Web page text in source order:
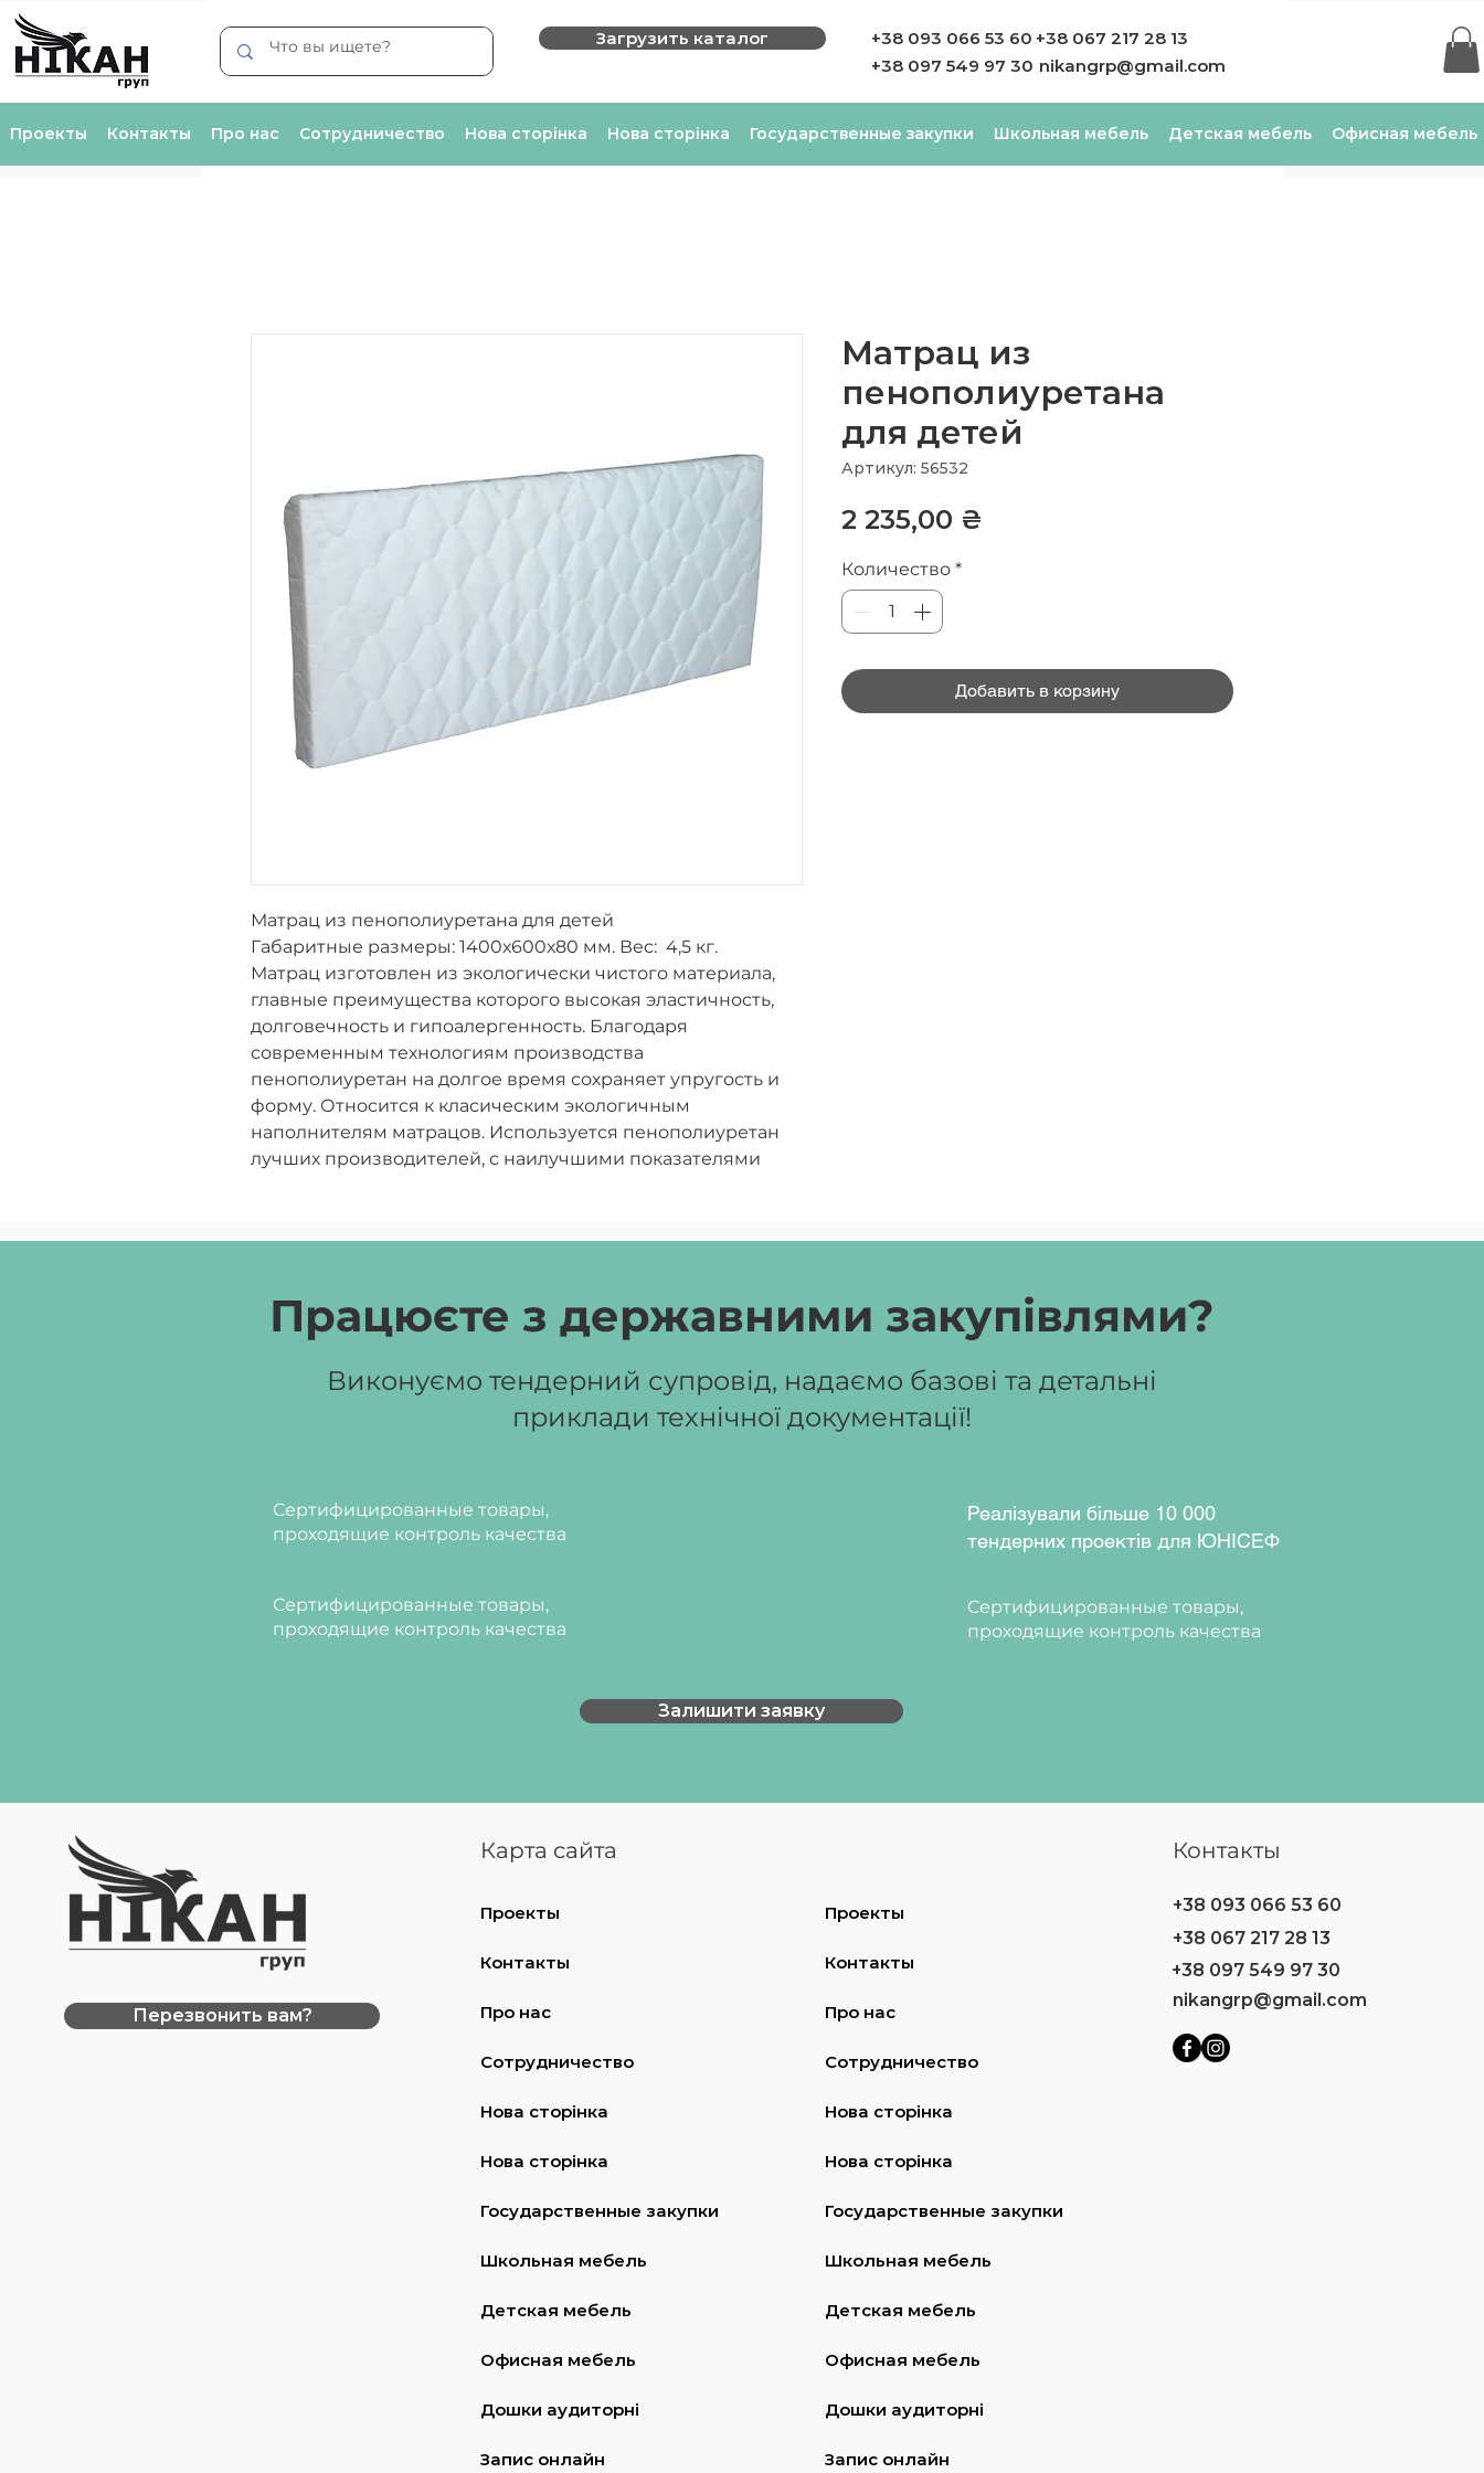
Загрузить каталог
+38 093 066 53 60
+38 097 549 97 30
+38 067 217 28 13
nikangrp@gmail.com
Проекты Контакты Про нас Сотрудничество Нова сторінка Нова сторінка Государственные закупки Школьная мебель Детская мебель Офисная мебель
Матрац из пенополиуретана для детей
Габаритные размеры: 1400х600х80 мм. Вес: 4,5 кг.
Матрац изготовлен из экологически чистого материала,
главные преимущества которого высокая эластичность,
долговечность и гипоалергенность. Благодаря
современным технологиям производства
пенополиуретан на долгое время сохраняет упругость и
форму. Относится к класическим экологичным
наполнителям матрацов. Используется пенополиуретан
лучших производителей, с наилучшими показателями
съёмный и пригодный для стирки чехол,
Матрац из
пенополиуретана
для детей
Артикул: 56532
2 235,00 ₴
Количество *
Добавить в корзину
Працюєте з державними закупівлями?
Виконуємо тендерний супровід, надаємо базові та детальні
приклади технічної документації!
Сертифицированные товары,
проходящие контроль качества
Сертифицированные товары,
проходящие контроль качества
Реалізували більше 10 000
тендерних проектів для ЮНІСЕФ
Сертифицированные товары,
проходящие контроль качества
Залишити заявку
Перезвонить вам?
Карта сайта
Проекты
Контакты
Про нас
Сотрудничество
Нова сторінка
Нова сторінка
Государственные закупки
Школьная мебель
Детская мебель
Офисная мебель
Дошки аудиторні
Запис онлайн
Проекты
Контакты
Про нас
Сотрудничество
Нова сторінка
Нова сторінка
Государственные закупки
Школьная мебель
Детская мебель
Офисная мебель
Дошки аудиторні
Запис онлайн
Контакты
+38 093 066 53 60
+38 067 217 28 13
nikangrp@gmail.com
+38 097 549 97 30